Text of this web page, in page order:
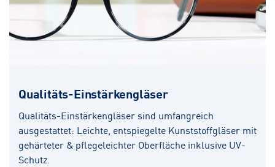
Qualitäts-Einstärkengläser
Qualitäts-Einstärkengläser sind umfangreich
ausgestattet: Leichte, entspiegelte Kunststoffgläser mit
gehärteter & pflegeleichter Oberfläche inklusive UV-
Schutz.